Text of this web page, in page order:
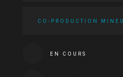
CO-PRODUCTION
EN COURS